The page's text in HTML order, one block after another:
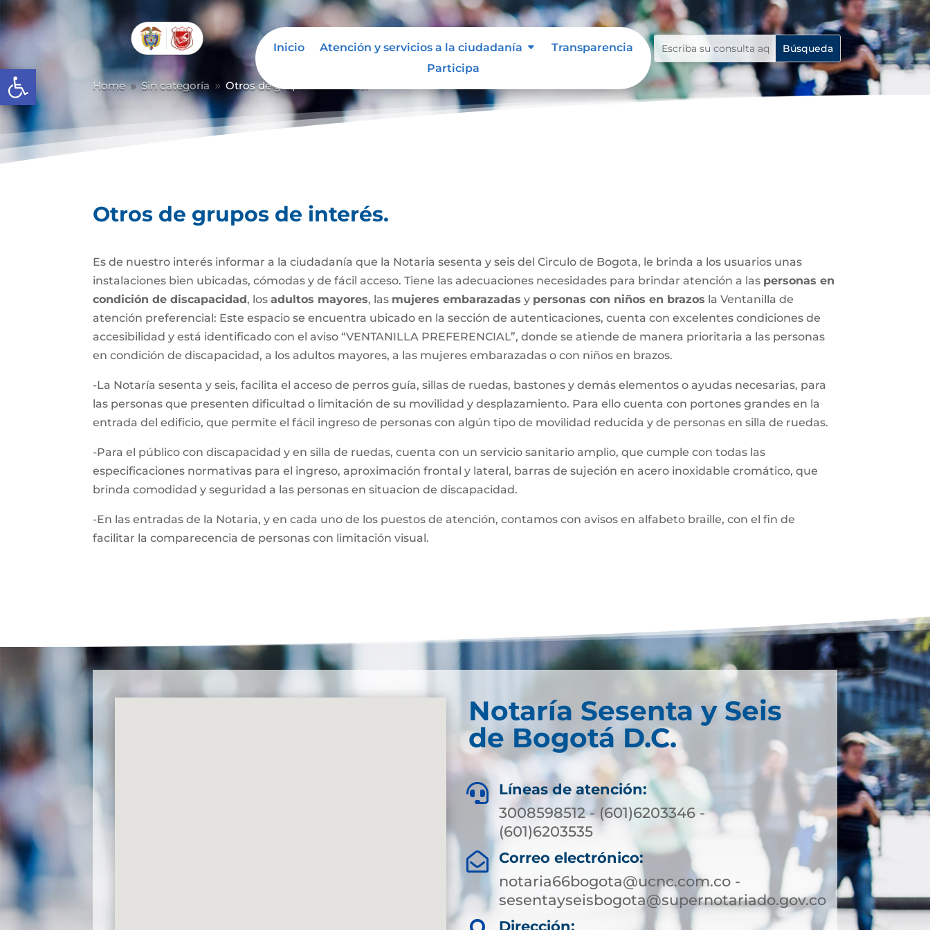
Abrir barra de herramientas
Inicio Atención y servicios a la ciudadanía
Transparencia
Participa
Home 9 Sin categoría 9 Otros de grupos de interés.
Otros de grupos de interés.
Es de nuestro interés informar a la ciudadanía que la Notaria sesenta y seis del Circulo de Bogota, le brinda a los usuarios unas
instalaciones bien ubicadas, cómodas y de fácil acceso. Tiene las adecuaciones necesidades para brindar atención a las personas en
condición de discapacidad, losadultos mayores, las mujeres embarazadas y personas con niños en brazos la Ventanilla de
atención preferencial: Este espacio se encuentra ubicado en la sección de autenticaciones, cuenta con excelentes condiciones de
accesibilidad y está identificado con el aviso “VENTANILLA PREFERENCIAL”, donde se atiende de manera prioritaria a las personas
en condición de discapacidad, a los adultos mayores, a las mujeres embarazadas o con niños en brazos.
-La Notaría sesenta y seis, facilita el acceso de perros guía, sillas de ruedas, bastones y demás elementos o ayudas necesarias, para
las personas que presenten dificultad o limitación de su movilidad y desplazamiento. Para ello cuenta con portones grandes en la
entrada del edificio, que permite el fácil ingreso de personas con algún tipo de movilidad reducida y de personas en silla de ruedas.
-Para el público con discapacidad y en silla de ruedas, cuenta con un servicio sanitario amplio, que cumple con todas las
especificaciones normativas para el ingreso, aproximación frontal y lateral, barras de sujeción en acero inoxidable cromático, que
brinda comodidad y seguridad a las personas en situacion de discapacidad.
-En las entradas de la Notaria, y en cada uno de los puestos de atención, contamos con avisos en alfabeto braille, con el fin de
facilitar la comparecencia de personas con limitación visual.
Notaría Sesenta y Seis
de Bogotá D.C.

Líneas de atención:
3008598512 - (601)6203346 -
(601)6203535

Correo electrónico:
notaria66bogota@ucnc.com.co -
sesentayseisbogota@supernotariado.gov.co
Dirección: